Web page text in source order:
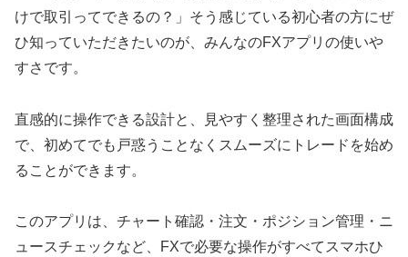
けで取引ってできるの？」そう感じている初心者の方にぜ
ひ知っていただきたいのが、みんなのFXアプリの使いや
すさです。
直感的に操作できる設計と、見やすく整理された画面構成
で、初めてでも戸惑うことなくスムーズにトレードを始め
ることができます。
このアプリは、チャート確認・注文・ポジション管理・ニ
ュースチェックなど、FXで必要な操作がすべてスマホひ